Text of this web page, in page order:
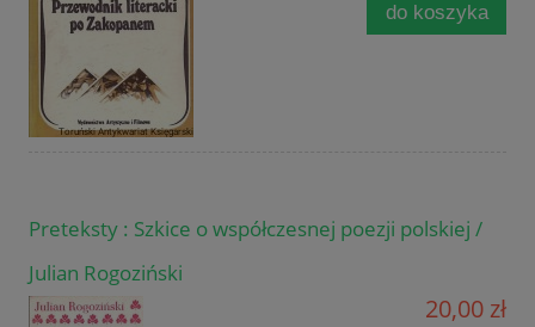
do koszyka
Preteksty : Szkice o współczesnej poezji polskiej /
Julian Rogoziński
20,00 zł